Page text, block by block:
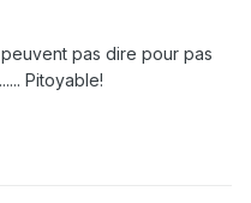
pas dire pour pas
...... Pitoyable!